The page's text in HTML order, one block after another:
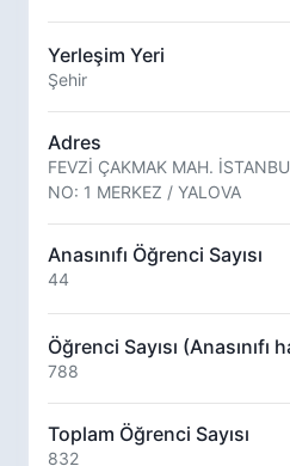
Yerleşim Yeri
Şehir
Adres
FEVZİ ÇAKMAK MAH.
NO: 1 MERKEZ / YALOVA
Anasınıfı Öğrenci Sayısı
44
Öğrenci Sayısı (Anasınıfı
788
Toplam Öğrenci Sayısı
832